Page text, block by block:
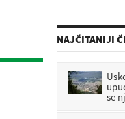
NAJČITANIJI
se